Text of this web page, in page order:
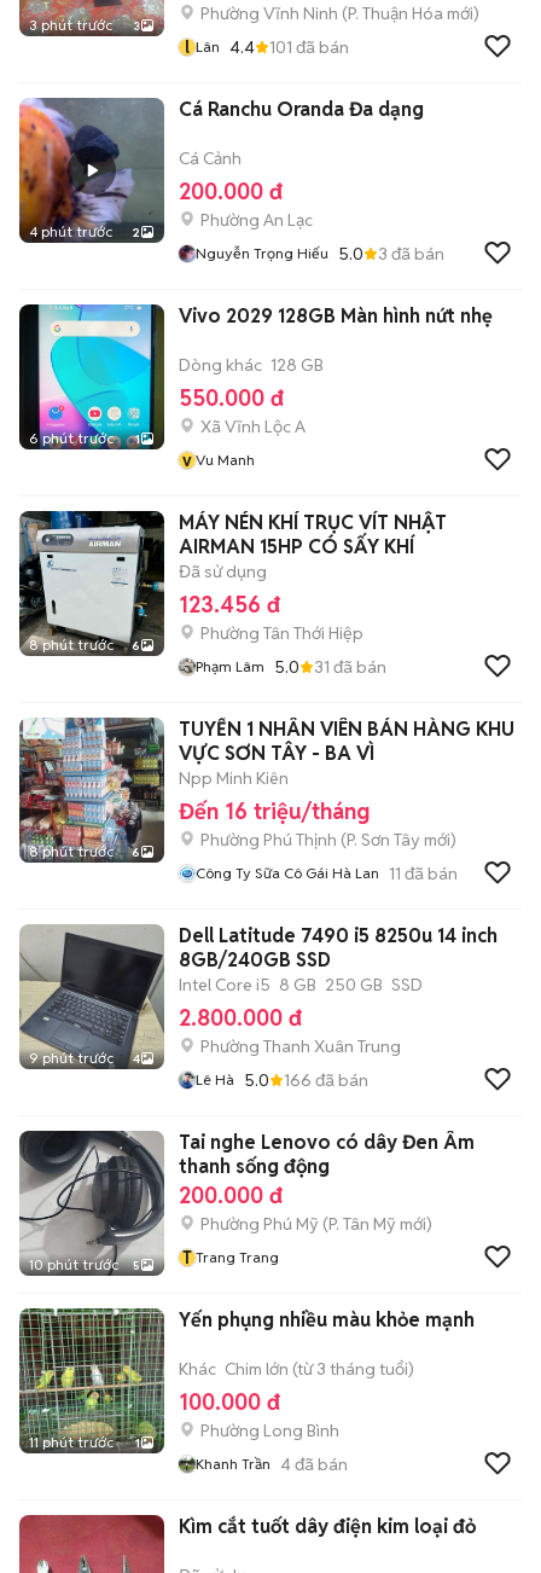
3 phút trước 3
Phường Vĩnh Ninh (P. Thuận Hóa mới)
l Lân 4.4 101 đã bán
4 phút trước 2
Cá Ranchu Oranda Đa dạng
Cá Cảnh
200.000 đ
Phường An Lạc
Nguyễn Trọng Hiếu 5.0 3 đã bán
6 phút trước 1
Vivo 2029 128GB Màn hình nứt nhẹ
Dòng khác 128 GB
550.000 đ
Xã Vĩnh Lộc A
v Vu Manh
8 phút trước 6
MÁY NÉN KHÍ TRỤC VÍT NHẬT
AIRMAN 15HP CÓ SẤY KHÍ
Đã sử dụng
123.456 đ
Phường Tân Thới Hiệp
Phạm Lâm 5.0 31 đã bán
8 phút trước 6
TUYỂN 1 NHÂN VIÊN BÁN HÀNG KHU
VỰC SƠN TÂY - BA VÌ
Npp Minh Kiên
Đến 16 triệu/tháng
Phường Phú Thịnh (P. Sơn Tây mới)
Công Ty Sữa Cô Gái Hà Lan 11 đã bán
9 phút trước 4
Dell Latitude 7490 i5 8250u 14 inch
8GB/240GB SSD
Intel Core i5 8 GB 250 GB SSD
2.800.000 đ
Phường Thanh Xuân Trung
Lê Hà 5.0 166 đã bán
10 phút trước 5
Tai nghe Lenovo có dây Đen Âm
thanh sống động
200.000 đ
Phường Phú Mỹ (P. Tân Mỹ mới)
T Trang Trang
11 phút trước 1
Yến phụng nhiều màu khỏe mạnh
Khác Chim lớn (từ 3 tháng tuổi)
100.000 đ
Phường Long Bình
Khanh Trần 4đã bán
Kìm cắt tuốt dây điện kim loại đỏ